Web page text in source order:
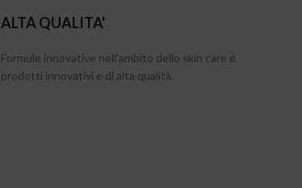
ALTA QUALITA'
Formule innovative nell’ambito dello skin care e
prodotti innovativi e di alta qualità.